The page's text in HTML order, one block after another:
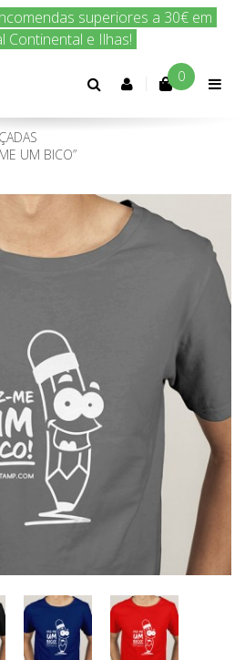
e nós enviamos amanhã!
Conta 0
UM BICO”